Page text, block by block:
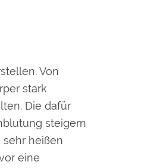
Von
stark
Die dafür
steigern
heißen
eine